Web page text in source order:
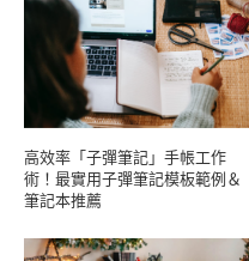
高效率「子彈筆記」手帳工作
術！最實用子彈筆記模板範例＆
筆記本推薦